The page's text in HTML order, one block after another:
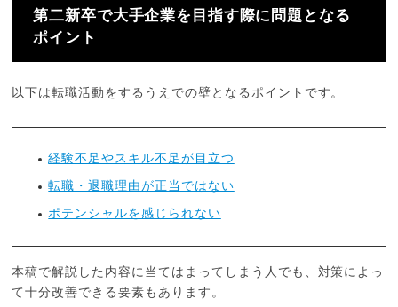
第二新卒で大手企業を目指す際に問題となる
ポイント
以下は転職活動をするうえでの壁となるポイントです。
経験不足やスキル不足が目立つ
転職・退職理由が正当ではない
ポテンシャルを感じられない
本稿で解説した内容に当てはまってしまう人でも、対策によっ
て十分改善できる要素もあります。